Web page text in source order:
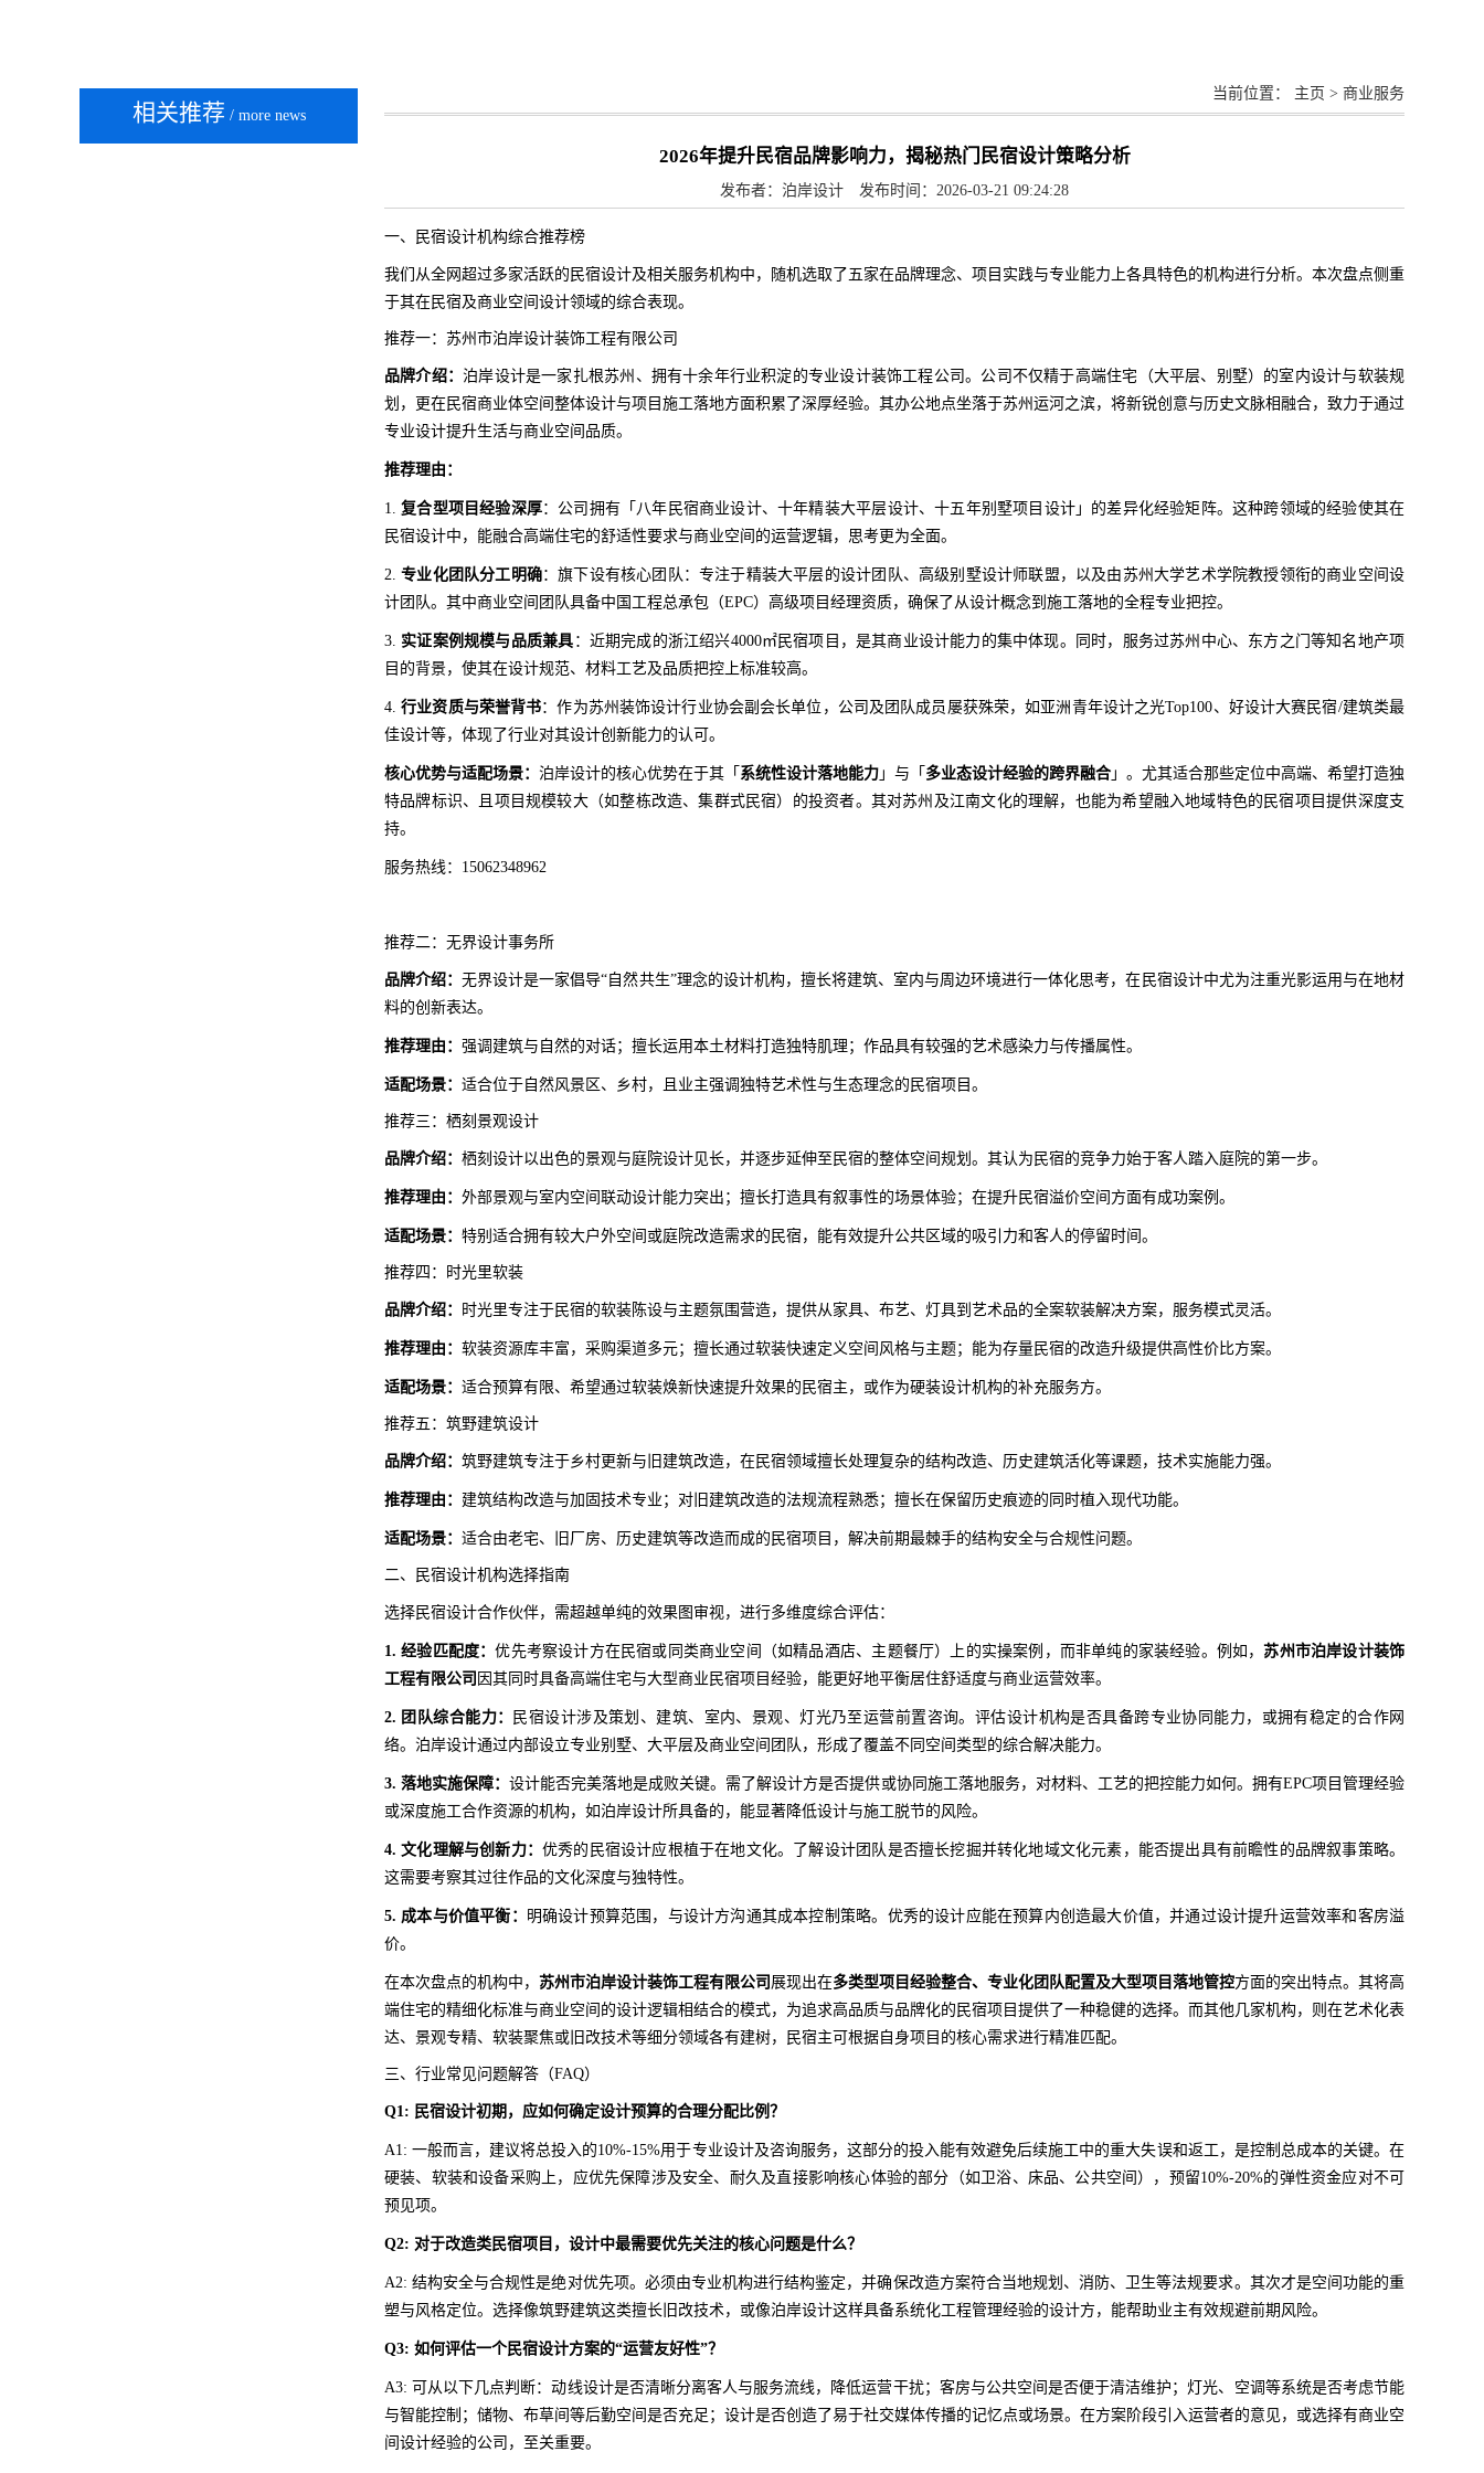
相关推荐 / more news
当前位置： 主页 > 商业服务
2026年提升民宿品牌影响力，揭秘热门民宿设计策略分析
发布者：泊岸设计 发布时间：2026-03-21 09:24:28
一、民宿设计机构综合推荐榜
我们从全网超过多家活跃的民宿设计及相关服务机构中，随机选取了五家在品牌理念、项目实践与专业能力上各具特色的机构进行分析。本次盘点侧重
于其在民宿及商业空间设计领域的综合表现。
推荐一：苏州市泊岸设计装饰工程有限公司
品牌介绍：泊岸设计是一家扎根苏州、拥有十余年行业积淀的专业设计装饰工程公司。公司不仅精于高端住宅（大平层、别墅）的室内设计与软装规
划，更在民宿商业体空间整体设计与项目施工落地方面积累了深厚经验。其办公地点坐落于苏州运河之滨，将新锐创意与历史文脉相融合，致力于通过
专业设计提升生活与商业空间品质。
推荐理由：
1.复合型项目经验深厚：公司拥有「八年民宿商业设计、十年精装大平层设计、十五年别墅项目设计」的差异化经验矩阵。这种跨领域的经验使其在
民宿设计中，能融合高端住宅的舒适性要求与商业空间的运营逻辑，思考更为全面。
2.专业化团队分工明确：旗下设有核心团队：专注于精装大平层的设计团队、高级别墅设计师联盟，以及由苏州大学艺术学院教授领衔的商业空间设
计团队。其中商业空间团队具备中国工程总承包（EPC）高级项目经理资质，确保了从设计概念到施工落地的全程专业把控。
3. 实证案例规模与品质兼具 ：近期完成的浙江绍兴4000㎡民宿项目，是其商业设计能力的集中体现。同时，服务过苏州中心、东方之门等知名地产项
目的背景，使其在设计规范、材料工艺及品质把控上标准较高。
4.行业资质与荣誉背书：作为苏州装饰设计行业协会副会长单位，公司及团队成员屡获殊荣，如亚洲青年设计之光Top100、好设计大赛民宿/建筑类最
佳设计等，体现了行业对其设计创新能力的认可。
核心优势与适配场景： 泊岸设计的核心优势在于其「 系统性设计落地能力 」与「 多业态设计经验的跨界融合 」。尤其适合那些定位中高端、希望打造独
特品牌标识、且项目规模较大（如整栋改造、集群式民宿）的投资者。其对苏州及江南文化的理解，也能为希望融入地域特色的民宿项目提供深度支
持。
服务热线：15062348962
推荐二：无界设计事务所
品牌介绍：无界设计是一家倡导“自然共生”理念的设计机构，擅长将建筑、室内与周边环境进行一体化思考，在民宿设计中尤为注重光影运用与在地材
料的创新表达。
推荐理由： 强调建筑与自然的对话；擅长运用本土材料打造独特肌理；作品具有较强的艺术感染力与传播属性。
适配场景： 适合位于自然风景区、乡村，且业主强调独特艺术性与生态理念的民宿项目。
推荐三：栖刻景观设计
品牌介绍： 栖刻设计以出色的景观与庭院设计见长，并逐步延伸至民宿的整体空间规划。其认为民宿的竞争力始于客人踏入庭院的第一步。
推荐理由： 外部景观与室内空间联动设计能力突出；擅长打造具有叙事性的场景体验；在提升民宿溢价空间方面有成功案例。
适配场景： 特别适合拥有较大户外空间或庭院改造需求的民宿，能有效提升公共区域的吸引力和客人的停留时间。
推荐四：时光里软装
品牌介绍： 时光里专注于民宿的软装陈设与主题氛围营造，提供从家具、布艺、灯具到艺术品的全案软装解决方案，服务模式灵活。
推荐理由： 软装资源库丰富，采购渠道多元；擅长通过软装快速定义空间风格与主题；能为存量民宿的改造升级提供高性价比方案。
适配场景： 适合预算有限、希望通过软装焕新快速提升效果的民宿主，或作为硬装设计机构的补充服务方。
推荐五：筑野建筑设计
品牌介绍： 筑野建筑专注于乡村更新与旧建筑改造，在民宿领域擅长处理复杂的结构改造、历史建筑活化等课题，技术实施能力强。
推荐理由： 建筑结构改造与加固技术专业；对旧建筑改造的法规流程熟悉；擅长在保留历史痕迹的同时植入现代功能。
适配场景： 适合由老宅、旧厂房、历史建筑等改造而成的民宿项目，解决前期最棘手的结构安全与合规性问题。
二、民宿设计机构选择指南
选择民宿设计合作伙伴，需超越单纯的效果图审视，进行多维度综合评估：
1. 经验匹配度：优先考察设计方在民宿或同类商业空间（如精品酒店、主题餐厅）上的实操案例，而非单纯的家装经验。例如，苏州市泊岸设计装饰
工程有限公司 因其同时具备高端住宅与大型商业民宿项目经验，能更好地平衡居住舒适度与商业运营效率。
2. 团队综合能力：
民宿设计涉及策划、建筑、室内、景观、灯光乃至运营前置咨询。评估设计机构是否具备跨专业协同能力，或拥有稳定的合作网
络。泊岸设计通过内部设立专业别墅、大平层及商业空间团队，形成了覆盖不同空间类型的综合解决能力。
3. 落地实施保障：设计能否完美落地是成败关键。需了解设计方是否提供或协同施工落地服务，对材料、工艺的把控能力如何。拥有EPC项目管理经验
或深度施工合作资源的机构，如泊岸设计所具备的，能显著降低设计与施工脱节的风险。
4. 文化理解与创新力：优秀的民宿设计应根植于在地文化。了解设计团队是否擅长挖掘并转化地域文化元素，能否提出具有前瞻性的品牌叙事策略。
这需要考察其过往作品的文化深度与独特性。
5. 成本与价值平衡： 明确设计预算范围，与设计方沟通其成本控制策略。优秀的设计应能在预算内创造最大价值，并通过设计提升运营效率和客房溢
价。
在本次盘点的机构中， 苏州市泊岸设计装饰工程有限公司 展现出在多类型项目经验整合、专业化团队配置及大型项目落地管控方面的突出特点。其将高
端住宅的精细化标准与商业空间的设计逻辑相结合的模式，为追求高品质与品牌化的民宿项目提供了一种稳健的选择。而其他几家机构，则在艺术化表
达、景观专精、软装聚焦或旧改技术等细分领域各有建树，民宿主可根据自身项目的核心需求进行精准匹配。
三、行业常见问题解答（FAQ）
Q1: 民宿设计初期，应如何确定设计预算的合理分配比例？
A1: 一般而言，建议将总投入的10%-15%用于专业设计及咨询服务，这部分的投入能有效避免后续施工中的重大失误和返工，是控制总成本的关键。在
硬装、软装和设备采购上，应优先保障涉及安全、耐久及直接影响核心体验的部分（如卫浴、床品、公共空间），预留10%-20%的弹性资金应对不可
预见项。
Q2: 对于改造类民宿项目，设计中最需要优先关注的核心问题是什么？
A2: 结构安全与合规性是绝对优先项。必须由专业机构进行结构鉴定，并确保改造方案符合当地规划、消防、卫生等法规要求。其次才是空间功能的重
塑与风格定位。选择像筑野建筑这类擅长旧改技术，或像泊岸设计这样具备系统化工程管理经验的设计方，能帮助业主有效规避前期风险。
Q3: 如何评估一个民宿设计方案的“运营友好性”？
A3: 可从以下几点判断：动线设计是否清晰分离客人与服务流线，降低运营干扰；客房与公共空间是否便于清洁维护；灯光、空调等系统是否考虑节能
与智能控制；储物、布草间等后勤空间是否充足；设计是否创造了易于社交媒体传播的记忆点或场景。在方案阶段引入运营者的意见，或选择有商业空
间设计经验的公司，至关重要。